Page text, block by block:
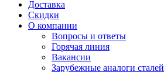
Доставка
Скидки
О компании
Вопросы и ответы
Горячая линия
Вакансии
Зарубежные аналоги сталей